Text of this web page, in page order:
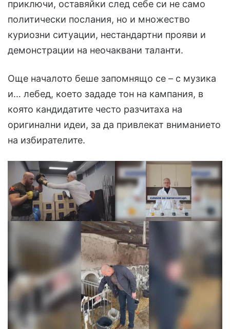
приключи, оставяйки след себе си не само
политически послания, но и множество
куриозни ситуации, нестандартни прояви и
демонстрации на неочаквани таланти.
Още началото беше запомнящо се – с музика
и… лебед, което зададе тон на кампания, в
която кандидатите често разчитаха на
оригинални идеи, за да привлекат вниманието
на избирателите.